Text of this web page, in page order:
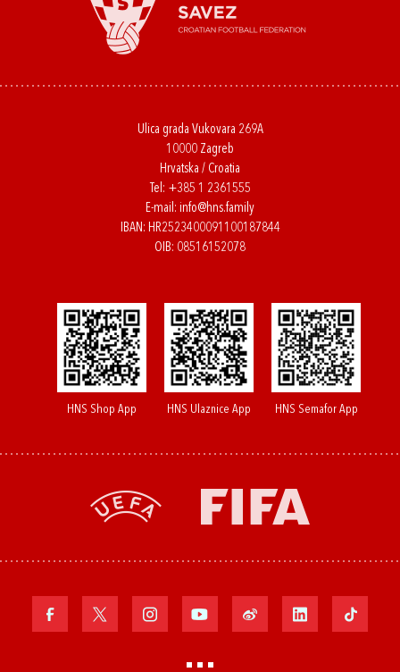
Ulica grada Vukovara 269A
10000 Zagreb
Hrvatska / Croatia
Tel: +385 1 2361555
E-mail: info@hns.family
IBAN: HR2523400091100187844
OIB: 08516152078
HNS Shop App HNS Ulaznice App HNS Semafor App